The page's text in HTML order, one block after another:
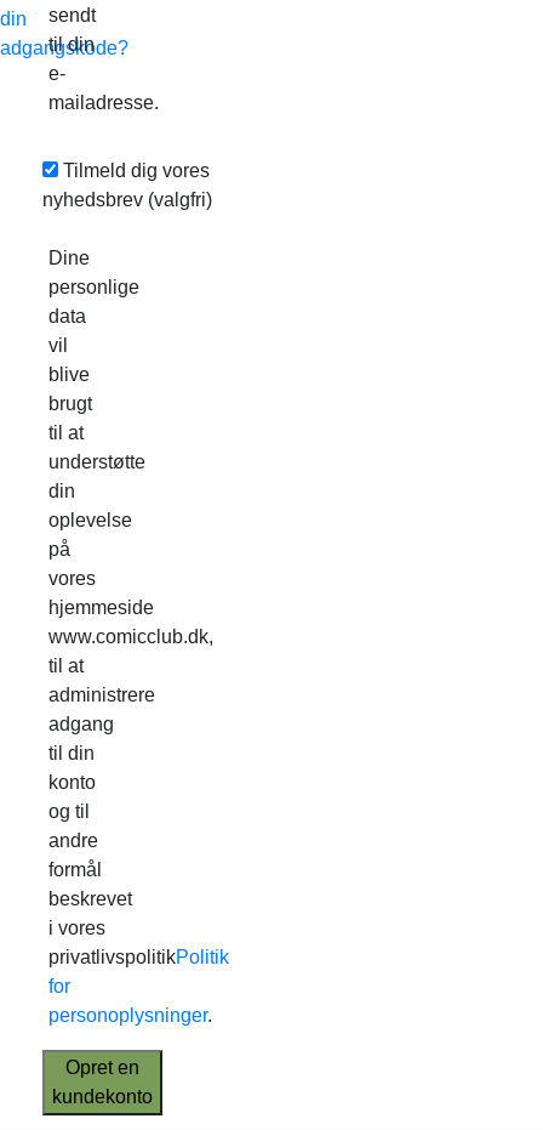
din
adgangskode?
sendt
til din
e-
mailadresse.
Tilmeld dig vores
nyhedsbrev (valgfri)
Dine
personlige
data
vil
blive
brugt
til at
understøtte
din
oplevelse
på
vores
hjemmeside
www.comicclub.dk,
til at
administrere
adgang
til din
konto
og til
andre
formål
beskrevet
i vores
privatlivspolitikPolitik
for
personoplysninger.
Opret en
kundekonto